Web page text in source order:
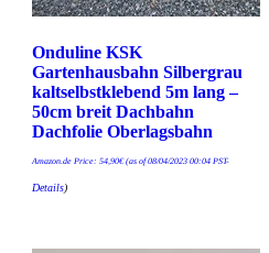
Onduline KSK
Gartenhausbahn Silbergrau
kaltselbstklebend 5m lang –
50cm breit Dachbahn
Dachfolie Oberlagsbahn
Amazon.de Price: 54,90€(as of 08/04/2023 00:04 PST-
Details)